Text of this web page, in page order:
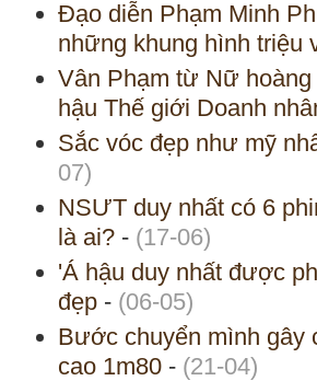
Đạo diễn Phạm Minh
những khung hình triệu
Vân Phạm từ Nữ
hậu Thế giới Doanh
Sắc vóc đẹp như mỹ
07)
NSƯT duy nhất có 6
là ai? - (17-06)
'Á hậu duy nhất được
đẹp - (06-05)
Bước chuyển mình gây
cao 1m80 - (21-04)